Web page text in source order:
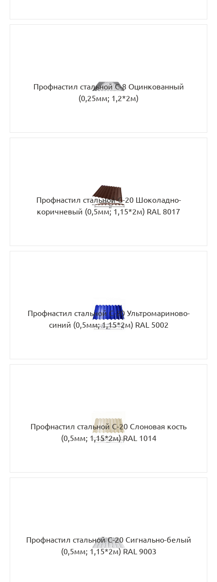
Профнастил стальной С-8 Оцинкованный
(0,25мм; 1,2*2м)
Профнастил стальной С-20 Шоколадно-
коричневый (0,5мм; 1,15*2м) RAL 8017
Профнастил стальной С-20 Ультромариново-
синий (0,5мм; 1,15*2м) RAL 5002
Профнастил стальной С-20 Слоновая кость
(0,5мм; 1,15*2м) RAL 1014
Профнастил стальной С-20 Сигнально-белый
(0,5мм; 1,15*2м) RAL 9003